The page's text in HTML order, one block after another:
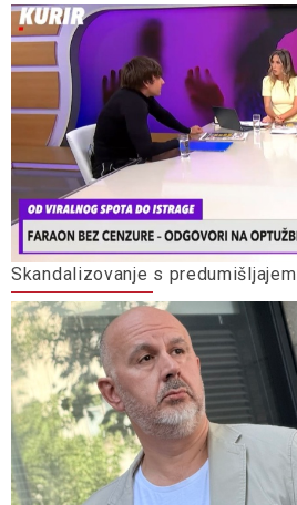
Skandalizovanje s predumišljajem